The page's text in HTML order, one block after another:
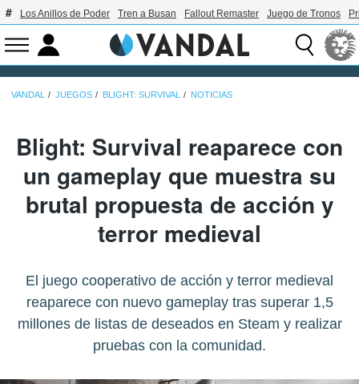
Los Anillos de Poder Tren a Busan Fallout Remaster Juego de Tronos
VANDAL JUEGOS BLIGHT: SURVIVAL NOTICIAS
Blight: Survival reaparece con
un gameplay que muestra su
brutal propuesta de acción y
terror medieval
El juego cooperativo de acción y terror medieval
reaparece con nuevo gameplay tras superar 1,5
millones de listas de deseados en Steam y realizar
pruebas con la comunidad.